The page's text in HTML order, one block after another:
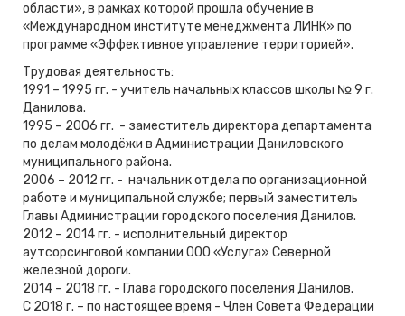
области», в рамках которой прошла обучение в
«Международном институте менеджмента ЛИНК» по
программе «Эффективное управление территорией».
Трудовая деятельность:
1991 – 1995 гг. - учитель начальных классов школы № 9 г.
Данилова.
1995 – 2006 гг. - заместитель директора департамента
по делам молодёжи в Администрации Даниловского
муниципального района.
2006 – 2012 гг. - начальник отдела по организационной
работе и муниципальной службе; первый заместитель
Главы Администрации городского поселения Данилов.
2012 – 2014 гг. - исполнительный директор
аутсорсинговой компании ООО «Услуга» Северной
железной дороги.
2014 – 2018 гг. - Глава городского поселения Данилов.
С 2018 г. – по настоящее время - Член Совета Федерации